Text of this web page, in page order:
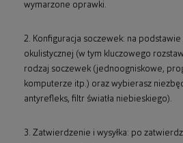
wymarzone oprawki.
2. Konfiguracja soczewek: na
okulistycznej (w tym kluczowego
rodzaj soczewek (jednoogniskowe,
komputerze itp.) oraz wybierasz
antyrefleks, filtr światła niebieskiego).
3. Zatwierdzenie i wysyłka: po